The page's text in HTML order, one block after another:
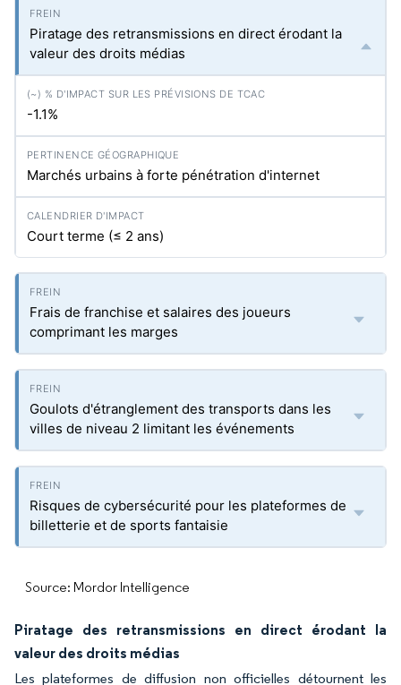
Piratage des retransmissions en direct érodant la
valeur des droits médias
-1.1%
Marchés urbains à forte pénétration d'internet
Court terme (≤ 2 ans)
Frais de franchise et salaires des joueurs
comprimant les marges
Goulots d'étranglement des transports dans les
villes de niveau 2 limitant les événements
Risques de cybersécurité pour les plateformes de
billetterie et de sports fantaisie
Source: Mordor Intelligence
Piratage des retransmissions en direct érodant la
valeur des droits médias
Les plateformes de diffusion non officielles détournent les